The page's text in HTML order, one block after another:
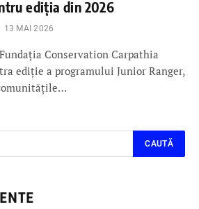
ediția din 2026
13 MAI 2026
Conservation Carpathia
ediție a programului Junior Ranger,